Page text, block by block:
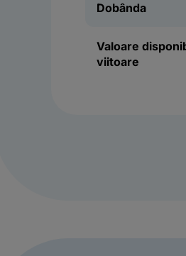
Dobânda
Valoare
viitoare